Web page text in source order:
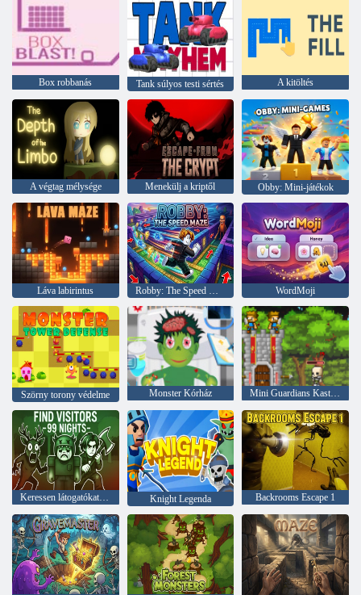
Box robbanás Tank súlyos testi sértés A kitöltés
A végtag mélysége Menekülj a kriptől Obby: Mini-játékok
Láva labirintus Robby: The Speed Maze WordMoji
Szörny torony védelme Monster Kórház Mini Guardians Kastély védelem
Keressen látogatókat 99 éjszaka Knight Legenda Backrooms Escape 1